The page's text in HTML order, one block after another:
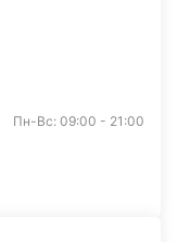
Пн-Вс: 09:00 - 21:00